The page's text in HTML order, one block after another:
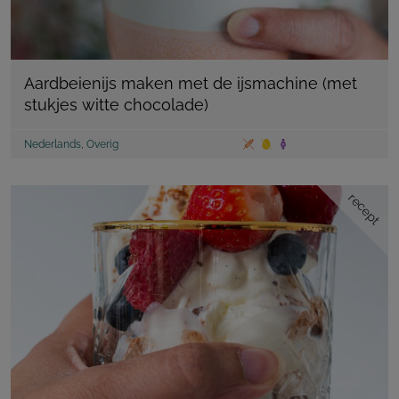
Aardbeienijs maken met de ijsmachine (met
stukjes witte chocolade)
Nederlands Overig
recept